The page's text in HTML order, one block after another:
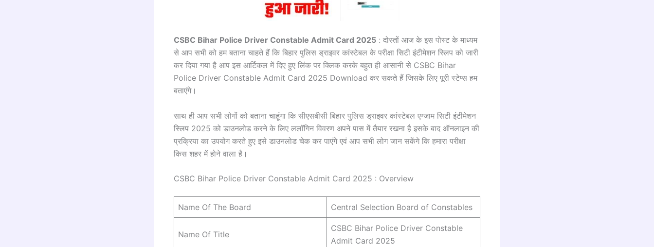
CSBC Bihar Police Driver Constable Admit Card 2025 : दोस्तों आज के इस पोस्ट के माध्यम
से आप सभी को हम बताना चाहते हैं कि बिहार पुलिस ड्राइवर कांस्टेबल के परीक्षा सिटी इंटीमेशन स्लिप को जारी
कर दिया गया है आप इस आर्टिकल में दिए हुए लिंक पर क्लिक करके बहुत ही आसानी से CSBC Bihar
Police Driver Constable Admit Card 2025 Download कर सकते हैं जिसके लिए पूरी स्टेप्स हम
बताएंगे।
साथ ही आप सभी लोगों को बताना चाहूंगा कि सीएसबीसी बिहार पुलिस ड्राइवर कांस्टेबल एग्जाम सिटी इंटीमेशन
स्लिप 2025 को डाउनलोड करने के लिए ललॉगिन विवरण अपने पास में तैयार रखना है इसके बाद ऑनलाइन की
प्रक्रिया का उपयोग करते हुए इसे डाउनलोड चेक कर पाएंगे एवं आप सभी लोग जान सकेंगे कि हमारा परीक्षा
किस शहर में होने वाला है।
CSBC Bihar Police Driver Constable Admit Card 2025 : Overview
Name Of The Board Central Selection Board of Constables
Name Of Title
CSBC Bihar Police Driver Constable
Admit Card 2025